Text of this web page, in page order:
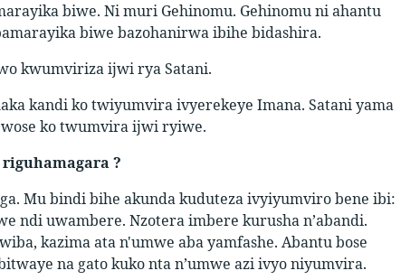
biwe. Ni muri Gehinomu. Gehinomu ni ahantu
biwe bazohanirwa ibihe bidashira.
kwumviriza ijwi rya Satani.
kandi ko twiyumvira ivyerekeye Imana. Satani yama
ko twumvira ijwi ryiwe.
?
Mu bindi bihe akunda kuduteza ivyiyumviro bene ibi:
ndi uwambere. Nzotera imbere kurusha n’abandi.
kazima ata n'umwe aba yamfashe. Abantu bose
na gato kuko nta n’umwe azi ivyo niyumvira.